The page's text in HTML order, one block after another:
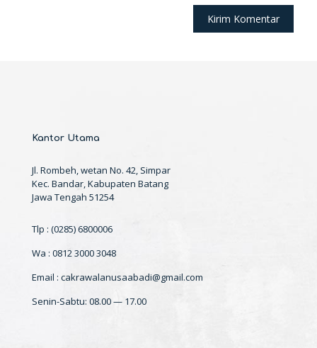
Kantor Utama
Jl. Rombeh, wetan No. 42, Simpar
Kec. Bandar, Kabupaten Batang
Jawa Tengah 51254
Tlp : (0285) 6800006
Wa : 0812 3000 3048
Email : cakrawalanusaabadi@gmail.com
Senin-Sabtu: 08.00 — 17.00